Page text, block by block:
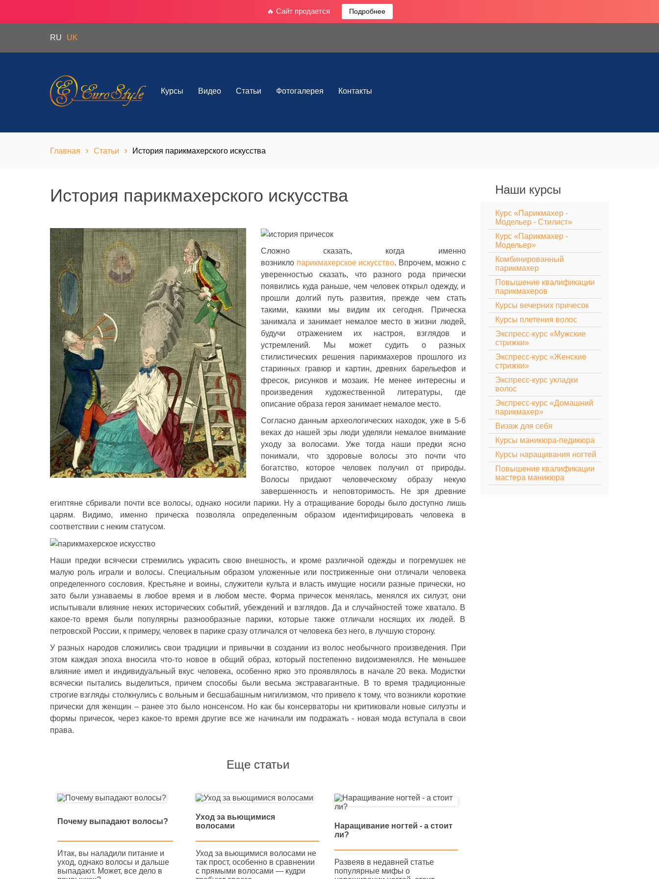
🔥 Сайт продается Подробнее
RU UK
Курсы Видео Статьи Фотогалерея Контакты
Главная › Статьи › История парикмахерского искусства
История парикмахерского искусства
Сложно сказать, когда именно
возникло парикмахерское искусство. Впрочем, можно с
уверенностью сказать, что разного рода прически
появились куда раньше, чем человек открыл одежду, и
прошли долгий путь развития, прежде чем стать
такими, какими мы видим их сегодня. Прическа
занимала и занимает немалое место в жизни людей,
будучи отражением их настроя, взглядов и
устремлений. Мы может судить о разных
стилистических решения парикмахеров прошлого из
старинных гравюр и картин, древних барельефов и
фресок, рисунков и мозаик. Не менее интересны и
произведения художественной литературы, где
описание образа героя занимает немалое место.
Согласно данным археологических находок, уже в 5-6
веках до нашей эры люди уделяли немалое внимание
уходу за волосами. Уже тогда наши предки ясно
понимали, что здоровые волосы это почти что
богатство, которое человек получил от природы.
Волосы придают человеческому образу некую
завершенность и неповторимость. Не зря древние
египтяне сбривали почти все волосы, однако носили парики. Ну а отращивание бороды было доступно лишь
царям. Видимо, именно прическа позволяла определенным образом идентифицировать человека в
соответствии с неким статусом.
Наши предки всячески стремились украсить свою внешность, и кроме различной одежды и погремушек не
малую роль играли и волосы. Специальным образом уложенные или постриженные они отличали человека
определенного сословия. Крестьяне и воины, служители культа и власть имущие носили разные прически, но
зато были узнаваемы в любое время и в любом месте. Форма причесок менялась, менялся их силуэт, они
испытывали влияние неких исторических событий, убеждений и взглядов. Да и случайностей тоже хватало. В
какое-то время были популярны разнообразные парики, которые также отличали носящих их людей. В
петровской России, к примеру, человек в парике сразу отличался от человека без него, в лучшую сторону.
У разных народов сложились свои традиции и привычки в создании из волос необычного произведения. При
этом каждая эпоха вносила что-то новое в общий образ, который постепенно видоизменялся. Не меньшее
влияние имел и индивидуальный вкус человека, особенно ярко это проявлялось в начале 20 века. Модистки
всячески пытались выделиться, причем способы были весьма экстравагантные. В то время традиционные
строгие взгляды столкнулись с вольным и бесшабашным нигилизмом, что привело к тому, что возникли короткие
прически для женщин – ранее это было нонсенсом. Но как бы консерваторы ни критиковали новые силуэты и
формы причесок, через какое-то время другие все же начинали им подражать - новая мода вступала в свои
права.
Наши курсы
Курс «Парикмахер -
Модельер - Стилист»
Курс «Парикмахер -
Модельер»
Комбинированный
парикмахер
Повышение квалификации
парикмахеров
Курсы вечерних причесок
Курсы плетения волос
Экспресс-курс «Мужские
стрижки»
Экспресс-курс «Женские
стрижки»
Экспресс-курс укладки
волос
Экспресс-курс «Домашний
парикмахер»
Визаж для себя
Курсы маникюра-педикюра
Курсы наращивания ногтей
Повышение квалификации
мастера маникюра
Еще статьи
Почему выпадают волосы?
Итак, вы наладили питание и
уход, однако волосы и дальше
выпадают. Может, все дело в
Уход за вьющимися
волосами
Уход за вьющимися волосами не
так прост, особенно в сравнении
с прямыми волосами — кудри
Наращивание ногтей - а стоит
ли?
Развеяв в недавней статье
популярные мифы о